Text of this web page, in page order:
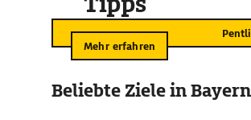
Mehr erfahren
Beliebte Ziele in Bayern